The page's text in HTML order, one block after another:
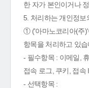
한 자가 본인이거나
5. 처리하는 개인정보
① ('아마노코리아(주)'
항목을 처리하고 있습
- 필수항목 : 이메일,
접속 로그, 쿠키, 접속
- 선택항목 :